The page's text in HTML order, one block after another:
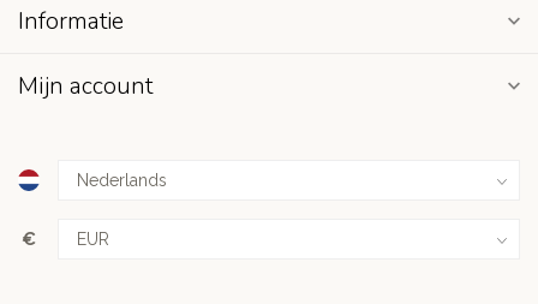
Informatie
Mijn account
€